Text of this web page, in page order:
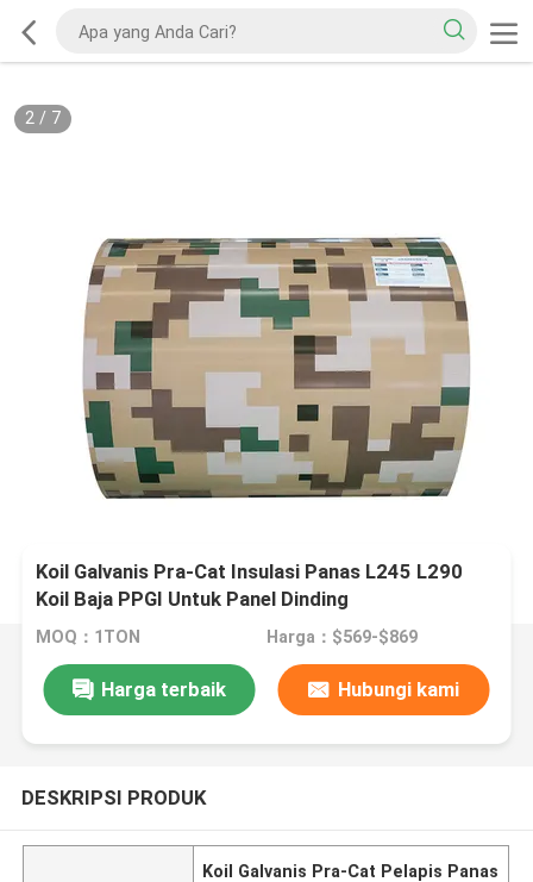
2/ 7
Koil Galvanis Pra-Cat Insulasi Panas L245 L290
Koil Baja PPGI Untuk Panel Dinding
MOQ：1TON Harga：$569-$869
Harga terbaik Hubungi kami
DESKRIPSI PRODUK
Koil Galvanis Pra-Cat Pelapis Panas